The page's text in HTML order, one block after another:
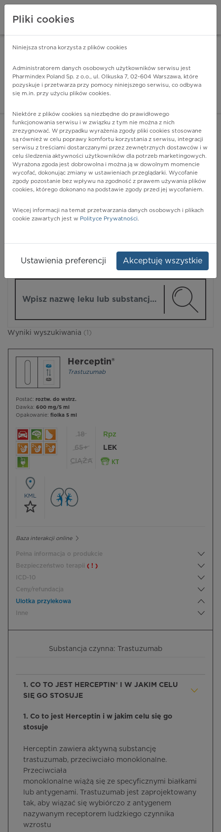
Pharmindex - lider
ZALOGUJ SIĘ
POKAŻ FILTRY
Pharmindex
Wyniki wyszukiwania (1)
Herceptin®
Trastuzumab
Postać: roztw. do wstrz.
Dawka: 600 mg/5 ml
Opakowanie: fiolka 5 ml
18
65+
CIĄŻA
Rpz
LEK
KML
Baza interakcji online
Pełna informacja o produkcie
Bezpieczeństwo terapii ( ! )
ICD-10
Ceny/refundacja
Ulotka przylekowa
Inne
Substancja czynna: Trastuzumab
1. CO TO JEST HERCEPTIN® I W JAKIM CELU
SIĘ GO STOSUJE
1. Co to jest Herceptin i w jakim celu się go
stosuje
Herceptin zawiera aktywną substancję
trastuzumab, przeciwciało monoklonalne.
Przeciwciała
monoklonalne wiążą się ze specyficznymi białkami
lub antygenami. Trastuzumab jest zaprojektowany
tak, aby wiązać się wybiórczo z antygenem
nazywanym receptorem ludzkiego czynnika
wzrostu
Pliki cookies
Niniejsza strona korzysta z plików cookies
Administratorem danych osobowych użytkowników serwisu jest
Pharmindex Poland Sp. z o.o., ul. Olkuska 7, 02-604 Warszawa, które
pozyskuje i przetwarza przy pomocy niniejszego serwisu, co odbywa
się m.in. przy użyciu plików cookies.
Niektóre z plików cookies są niezbędne do prawidłowego
funkcjonowania serwisu i w związku z tym nie można z nich
zrezygnować. W przypadku wyrażenia zgody pliki cookies stosowane
są również w celu poprawy komfortu korzystania z serwisu, integracji
serwisu z treściami dostarczanymi przez zewnętrznych dostawców i w
celu śledzenia aktywności użytkowników dla potrzeb marketingowych.
Wyrażona zgoda jest dobrowolna i można ją w dowolnym momencie
wycofać, dokonując zmiany w ustawieniach przeglądarki. Wycofanie
zgody pozostanie bez wpływu na zgodność z prawem używania plików
cookies, którego dokonano na podstawie zgody przed jej wycofaniem.
Więcej informacji na temat przetwarzania danych osobowych i plikach
cookie zawartych jest w Polityce Prywatności.
Ustawienia preferencji Akceptuję wszystkie
ZA DARMO - w Google Play INSTALUJ